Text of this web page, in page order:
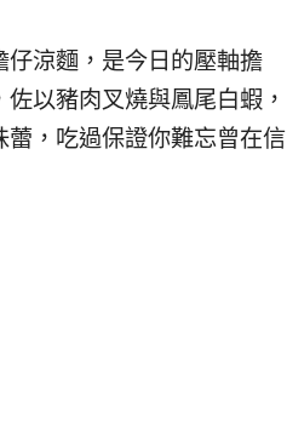
涼麵，是今日的壓軸擔
以豬肉叉燒與鳳尾白蝦，
，吃過保證你難忘曾在信